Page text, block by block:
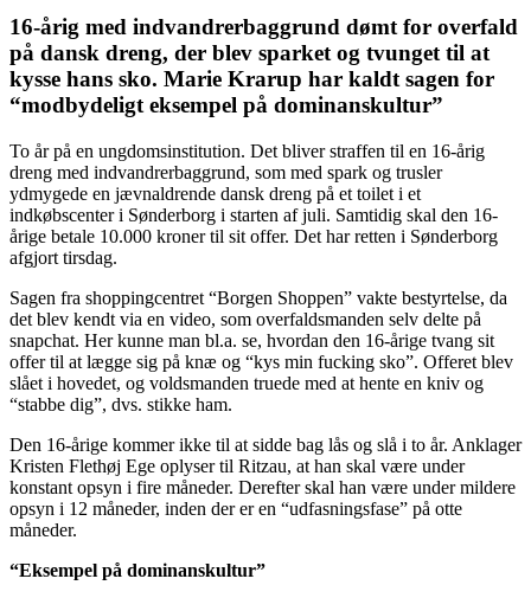
16-årig med indvandrerbaggrund dømt for overfald
på dansk dreng, der blev sparket og tvunget til at
kysse hans sko. Marie Krarup har kaldt sagen for
“modbydeligt eksempel på dominanskultur”
To år på en ungdomsinstitution. Det bliver straffen til en 16-årig
dreng med indvandrerbaggrund, som med spark og trusler
ydmygede en jævnaldrende dansk dreng på et toilet i et
indkøbscenter i Sønderborg i starten af juli. Samtidig skal den 16-
årige betale 10.000 kroner til sit offer. Det har retten i Sønderborg
afgjort tirsdag.
Sagen fra shoppingcentret “Borgen Shoppen” vakte bestyrtelse, da
det blev kendt via en video, som overfaldsmanden selv delte på
snapchat. Her kunne man bl.a. se, hvordan den 16-årige tvang sit
offer til at lægge sig på knæ og “kys min fucking sko”. Offeret blev
slået i hovedet, og voldsmanden truede med at hente en kniv og
“stabbe dig”, dvs. stikke ham.
Den 16-årige kommer ikke til at sidde bag lås og slå i to år. Anklager
Kristen Flethøj Ege oplyser til Ritzau, at han skal være under
konstant opsyn i fire måneder. Derefter skal han være under mildere
opsyn i 12 måneder, inden der er en “udfasningsfase” på otte
måneder.
“Eksempel på dominanskultur”